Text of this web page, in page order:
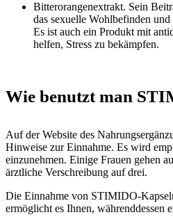
Bitterorangenextrakt. Sein
das sexuelle Wohlbefinden
Es ist auch ein Produkt mit
helfen, Stress zu bekämpfen.
Wie benutzt man
Auf der Website des
Hinweise zur Einnahme. Es wird
einzunehmen. Einige Frauen gehen
ärztliche Verschreibung auf drei.
Die Einnahme von STIMIDO-
ermöglicht es Ihnen, währenddessen